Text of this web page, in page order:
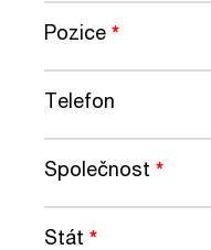
Pozice *
Telefon
Společnost *
Stát *